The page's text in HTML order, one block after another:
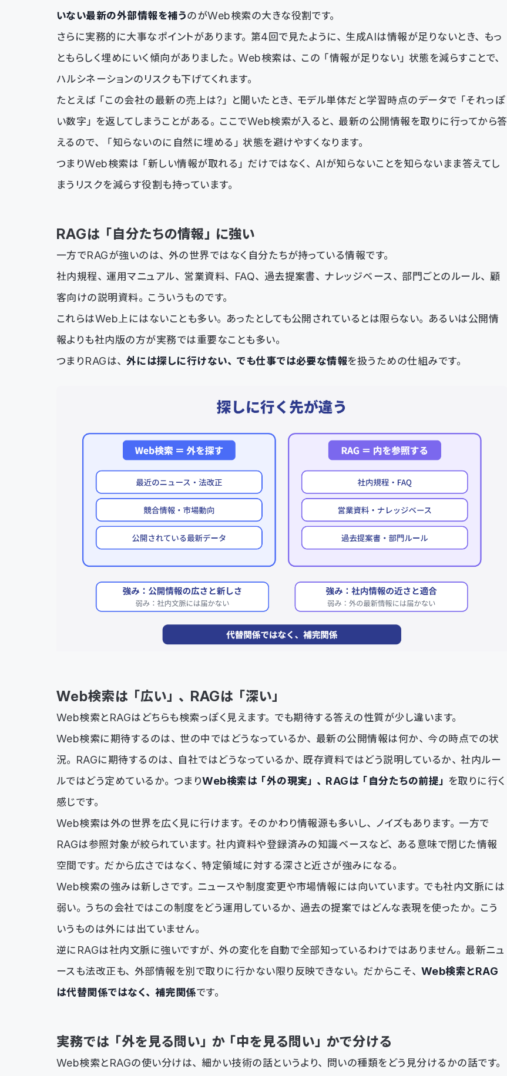
いない最新の外部情報を補うのがWeb検索の大きな役割です。
さらに実務的に大事なポイントがあります。第4回で見たように、生成AIは情報が足りないとき、もっ
ともらしく埋めにいく傾向がありました。Web検索は、この「情報が足りない」状態を減らすことで、
ハルシネーションのリスクも下げてくれます。
たとえば「この会社の最新の売上は？」と聞いたとき、モデル単体だと学習時点のデータで「それっぽ
い数字」を返してしまうことがある。ここでWeb検索が入ると、最新の公開情報を取りに行ってから答
えるので、「知らないのに自然に埋める」状態を避けやすくなります。
つまりWeb検索は「新しい情報が取れる」だけではなく、AIが知らないことを知らないまま答えてし
まうリスクを減らす役割も持っています。
RAGは「自分たちの情報」に強い
一方でRAGが強いのは、外の世界ではなく自分たちが持っている情報です。
社内規程、運用マニュアル、営業資料、FAQ、過去提案書、ナレッジベース、部門ごとのルール、顧
客向けの説明資料。こういうものです。
これらはWeb上にはないことも多い。あったとしても公開されているとは限らない。あるいは公開情
報よりも社内版の方が実務では重要なことも多い。
つまりRAGは、 外には探しに行けない、でも仕事では必要な情報を扱うための仕組みです。
Web検索は「広い」、RAGは「深い」
Web検索とRAGはどちらも検索っぽく見えます。でも期待する答えの性質が少し違います。
Web検索に期待するのは、世の中ではどうなっているか、最新の公開情報は何か、今の時点での状
況。RAGに期待するのは、自社ではどうなっているか、既存資料ではどう説明しているか、社内ルー
ルではどう定めているか。つまりWeb検索は「外の現実」、RAGは「自分たちの前提」 を取りに行く
感じです。
Web検索は外の世界を広く見に行けます。そのかわり情報源も多いし、ノイズもあります。一方で
RAGは参照対象が絞られています。社内資料や登録済みの知識ベースなど、ある意味で閉じた情報
空間です。だから広さではなく、特定領域に対する深さと近さが強みになる。
Web検索の強みは新しさです。ニュースや制度変更や市場情報には向いています。でも社内文脈には
弱い。うちの会社ではこの制度をどう運用しているか、過去の提案ではどんな表現を使ったか。こう
いうものは外には出ていません。
逆にRAGは社内文脈に強いですが、外の変化を自動で全部知っているわけではありません。最新ニュ
ースも法改正も、外部情報を別で取りに行かない限り反映できない。だからこそ、 Web検索とRAG
は代替関係ではなく、補完関係です。
実務では「外を見る問い」か「中を見る問い」かで分ける
Web検索とRAGの使い分けは、細かい技術の話というより、問いの種類をどう見分けるかの話です。